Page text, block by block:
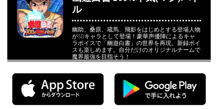
ル
幽助、桑原、蔵馬、飛影をはじめとする登場人物
がSDキャラとして登場！豪華声優陣によるキャ
ラボイスで「幽遊白書」の世界を再現。新録ボイ
スも楽しめます。自分だけのオリジナルチームで
魔界最強を目指そう！